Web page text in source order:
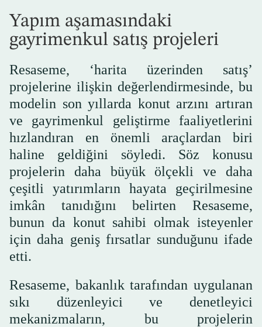
Yapım aşamasındaki
gayrimenkul satış projeleri
Resaseme, ‘harita üzerinden satış’
projelerine ilişkin değerlendirmesinde, bu
modelin son yıllarda konut arzını artıran
ve gayrimenkul geliştirme faaliyetlerini
hızlandıran en önemli araçlardan biri
haline geldiğini söyledi. Söz konusu
projelerin daha büyük ölçekli ve daha
çeşitli yatırımların hayata geçirilmesine
imkân tanıdığını belirten Resaseme,
bunun da konut sahibi olmak isteyenler
için daha geniş fırsatlar sunduğunu ifade
etti.
Resaseme, bakanlık tarafından uygulanan
sıkı düzenleyici ve denetleyici
mekanizmaların, bu projelerin